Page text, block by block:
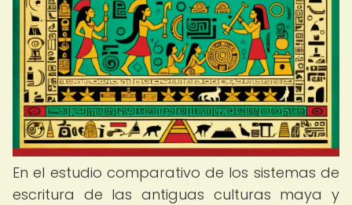
En el estudio comparativo de los sistemas de
escritura de las antiguas culturas maya y